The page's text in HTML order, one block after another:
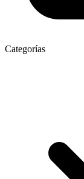
Categorías